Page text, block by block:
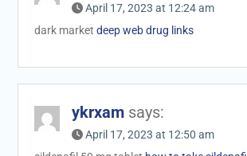
April 17, 2023 at 12:24 am
dark market deep web drug links
ykrxam says:
April 17, 2023 at 12:50 am